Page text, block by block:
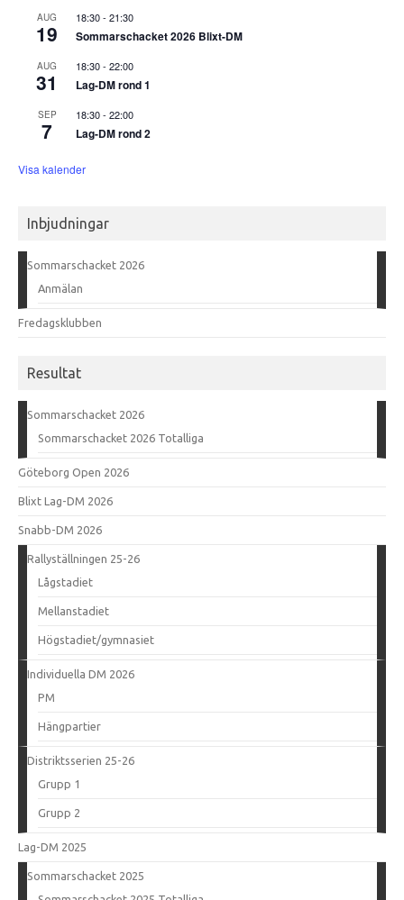
AUG
19
18:30- 21:30
Sommarschacket 2026 Blixt-DM
AUG
31
18:30- 22:00
Lag-DM rond 1
SEP
7
18:30- 22:00
Lag-DM rond 2
Visa kalender
Inbjudningar
Sommarschacket 2026
Anmälan
Fredagsklubben
Resultat
Sommarschacket 2026
Sommarschacket 2026 Totalliga
Göteborg Open 2026
Blixt Lag-DM 2026
Snabb-DM 2026
Rallyställningen 25-26
Lågstadiet
Mellanstadiet
Högstadiet/gymnasiet
Individuella DM 2026
PM
Hängpartier
Distriktsserien 25-26
Grupp 1
Grupp 2
Lag-DM 2025
Sommarschacket 2025